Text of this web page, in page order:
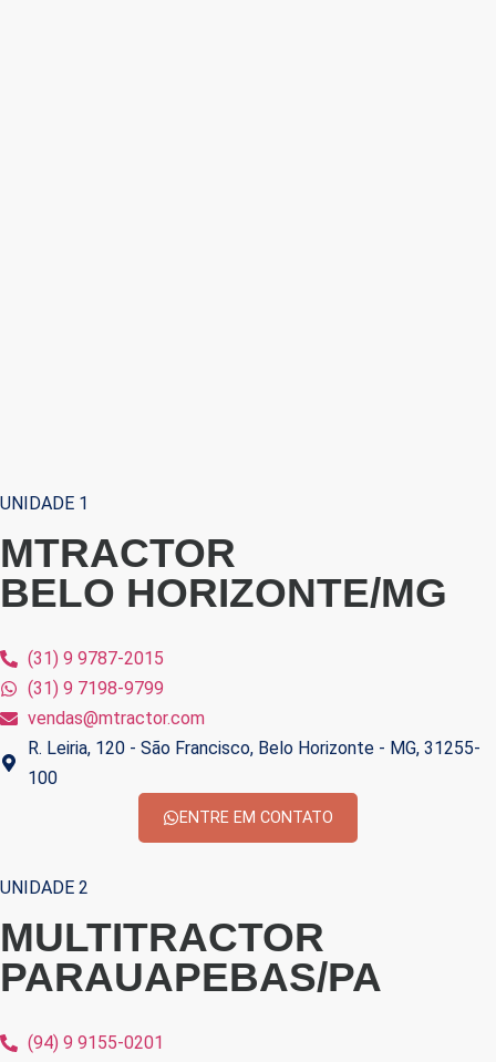
UNIDADE 1
MTRACTOR
BELO HORIZONTE/MG
(31) 9 9787-2015
(31) 9 7198-9799
vendas@mtractor.com
R. Leiria, 120 - São Francisco, Belo Horizonte - MG, 31255-
100
ENTRE EM CONTATO
UNIDADE 2
MULTITRACTOR
PARAUAPEBAS/PA
(94) 9 9155-0201